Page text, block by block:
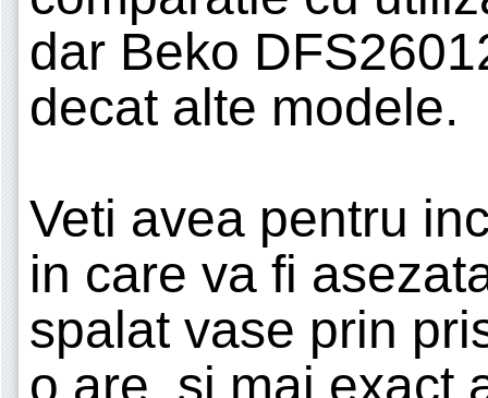
dar Beko
decat alte modele.
Veti avea pentru
in care va fi
spalat vase prin
o are, si mai exact